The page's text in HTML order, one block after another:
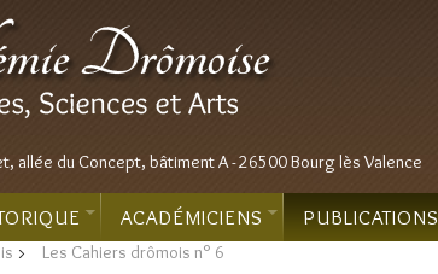
allée du Concept, bâtiment A - 26500 Bourg lès Valence
ACADÉMICIENS PUBLICATIONS
> Les Cahiers drômois n° 6